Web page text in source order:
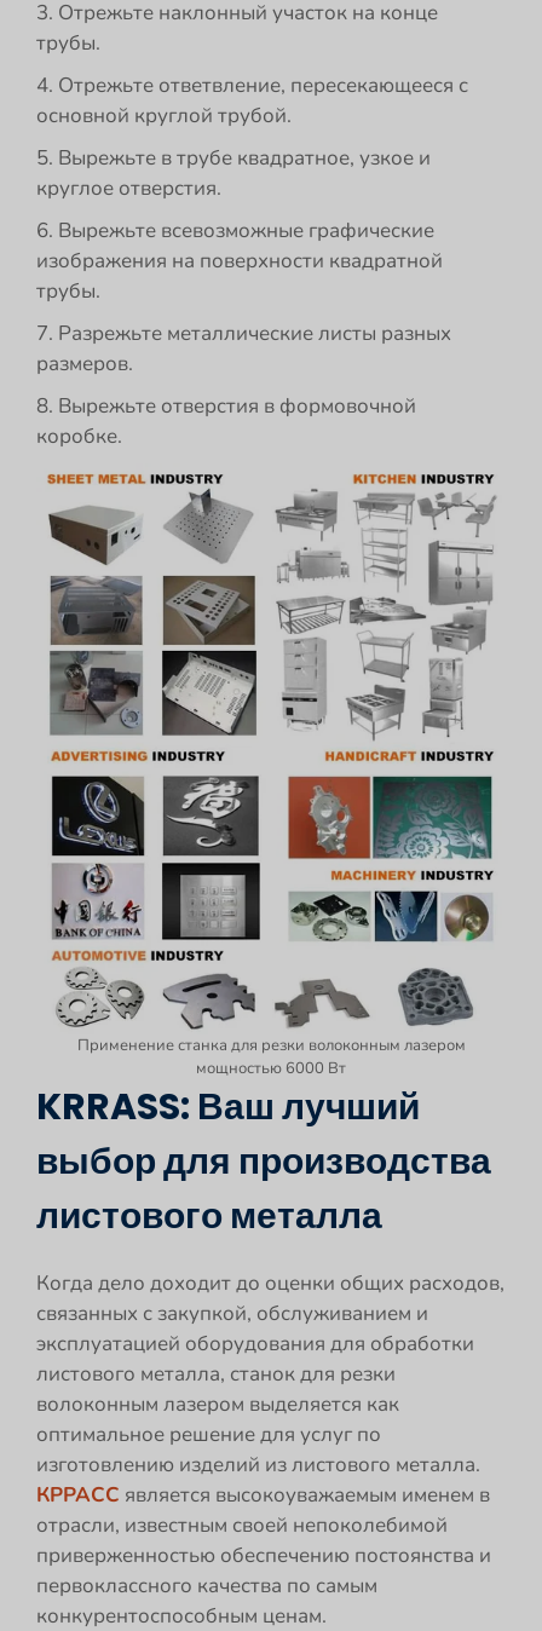
3. Отрежьте наклонный участок на конце
трубы.
4. Отрежьте ответвление, пересекающееся с
основной круглой трубой.
5. Вырежьте в трубе квадратное, узкое и
круглое отверстия.
6. Вырежьте всевозможные графические
изображения на поверхности квадратной
трубы.
7. Разрежьте металлические листы разных
размеров.
8. Вырежьте отверстия в формовочной
коробке.
Применение станка для резки волоконным лазером
мощностью 6000 Вт
KRRASS: Ваш лучший
выбор для производства
листового металла
Когда дело доходит до оценки общих расходов,
связанных с закупкой, обслуживанием и
эксплуатацией оборудования для обработки
листового металла, станок для резки
волоконным лазером выделяется как
оптимальное решение для услуг по
изготовлению изделий из листового металла.
КРРАСС является высокоуважаемым именем в
отрасли, известным своей непоколебимой
приверженностью обеспечению постоянства и
первоклассного качества по самым
конкурентоспособным ценам.